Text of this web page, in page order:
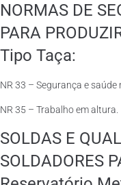
NORMAS DE
PARA
Tipo Taça:
NR 33 – Segurança e
NR 35 – Trabalho em altura.
SOLDAS E
SOLDADORES